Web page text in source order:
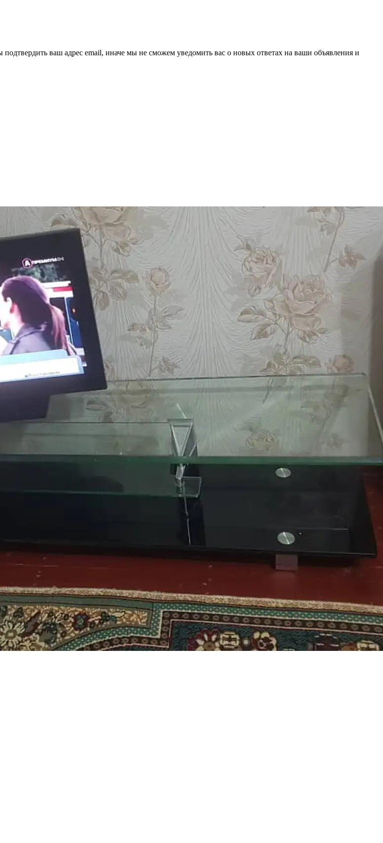
ваш адрес email, иначе мы не сможем уведомить вас о новых ответах на ваши объявления и